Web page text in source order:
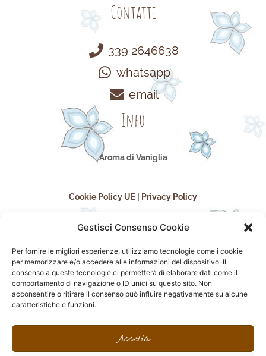
Gestisci Consenso Cookie
Per fornire le migliori esperienze, utilizziamo tecnologie come i cookie
per memorizzare e/o accedere alle informazioni del dispositivo. Il
consenso a queste tecnologie ci permetterà di elaborare dati come il
comportamento di navigazione o ID unici su questo sito. Non
acconsentire o ritirare il consenso può influire negativamente su alcune
caratteristiche e funzioni.
Accetta
Contatti
339 2646638
whatsapp
email
Info
Aroma di Vaniglia
Cookie Policy UE Privacy Policy
seguici sui social
F
I
n
P
i
F